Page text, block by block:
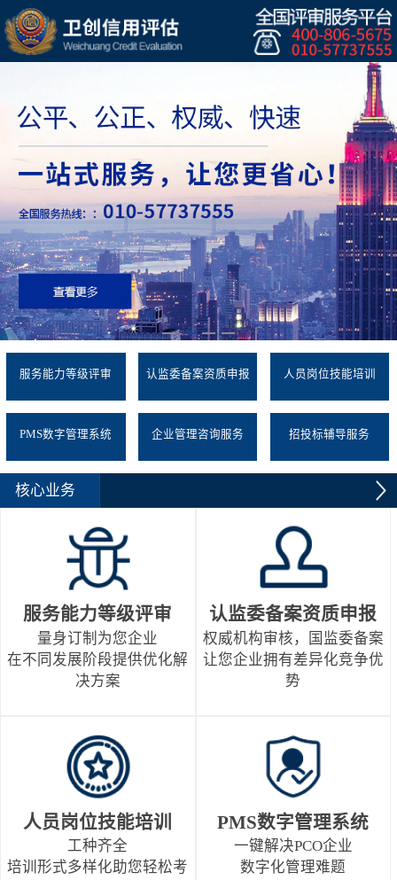
服务能力等级评审 认监委备案资质申报 人员岗位技能培训
PMS数字管理系统 企业管理咨询服务 招投标辅导服务
核心业务
服务能力等级评审
量身订制为您企业
在不同发展阶段提供优化解
决方案
认监委备案资质申报
权威机构审核，国监委备案
让您企业拥有差异化竞争优
势
人员岗位技能培训
工种齐全
培训形式多样化助您轻松考
PMS数字管理系统
一键解决PCO企业
数字化管理难题